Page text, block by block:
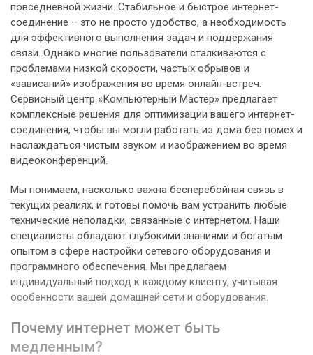
повседневной жизни. Стабильное и быстрое интернет-
соединение – это не просто удобство, а необходимость
для эффективного выполнения задач и поддержания
связи. Однако многие пользователи сталкиваются с
проблемами низкой скорости, частых обрывов и
«зависаний» изображения во время онлайн-встреч.
Сервисный центр «Компьютерный Мастер» предлагает
комплексные решения для оптимизации вашего интернет-
соединения, чтобы вы могли работать из дома без помех и
наслаждаться чистым звуком и изображением во время
видеоконференций.
Мы понимаем, насколько важна бесперебойная связь в
текущих реалиях, и готовы помочь вам устранить любые
технические неполадки, связанные с интернетом. Наши
специалисты обладают глубокими знаниями и богатым
опытом в сфере настройки сетевого оборудования и
программного обеспечения. Мы предлагаем
индивидуальный подход к каждому клиенту, учитывая
особенности вашей домашней сети и оборудования.
Почему интернет может быть
медленным?